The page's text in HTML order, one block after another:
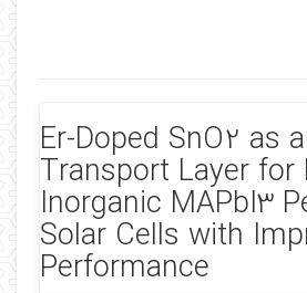
Er-Doped SnO2 as
Transport Layer for
Inorganic MAPbI3
Solar Cells with
Performance